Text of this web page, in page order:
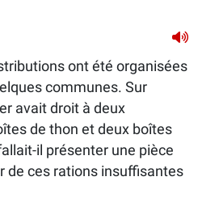
ont été organisées
communes. Sur
avait droit à deux
de thon et deux boîtes
il présenter une pièce
de ces rations insuffisantes